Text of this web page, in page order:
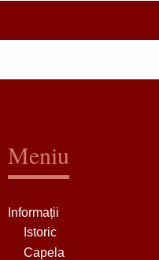
Meniu
Informații
Istoric
Capela